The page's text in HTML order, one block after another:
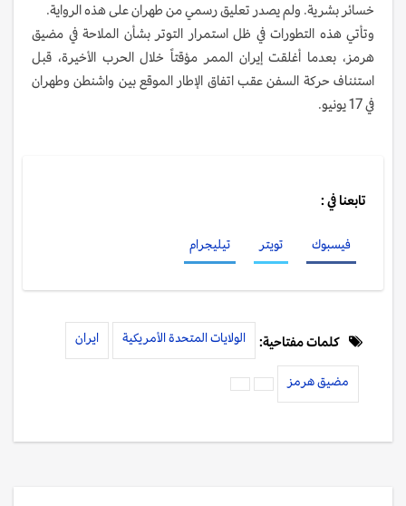
خسائر بشرية. ولم يصدر تعليق رسمي من طهران على هذه الرواية.
وتأتي هذه التطورات في ظل استمرار التوتر بشأن الملاحة في مضيق
هرمز، بعدما أغلقت إيران الممر مؤقتاً خلال الحرب الأخيرة، قبل
استئناف حركة السفن عقب اتفاق الإطار الموقع بين واشنطن وطهران
في 17 يونيو.
تابعنا في :
فيسبوك تويتر تيليجرام
كلمات مفتاحية: الولايات المتحدة الأمريكية ايران
مضيق هرمز